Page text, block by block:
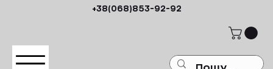
+38(068)853-92-92